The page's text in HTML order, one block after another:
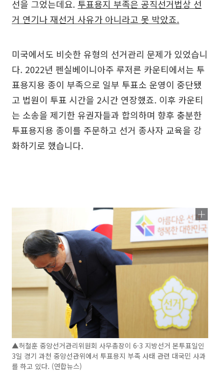
선을 그었는데요. 투표용지 부족은 공직선거법상 선
거 연기나 재선거 사유가 아니라고 못 박았죠.
미국에서도 비슷한 유형의 선거관리 문제가 있었습니
다. 2022년 펜실베이니아주 루저른 카운티에서는 투
표용지용 종이 부족으로 일부 투표소 운영이 중단됐
고 법원이 투표 시간을 2시간 연장했죠. 이후 카운티
는 소송을 제기한 유권자들과 합의하며 향후 충분한
투표용지용 종이를 주문하고 선거 종사자 교육을 강
화하기로 했습니다.
▲허철훈 중앙선거관리위원회 사무총장이 6·3 지방선거 본투표일인
3일 경기 과천 중앙선관위에서 투표용지 부족 사태 관련 대국민 사과
를 하고 있다. (연합뉴스)